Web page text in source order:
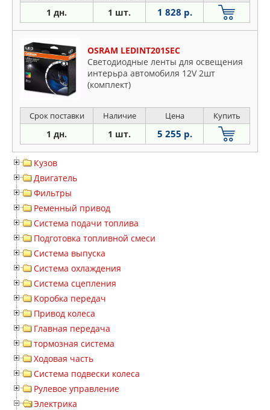
1 дн. 1 шт. 1 828 р.
OSRAM LEDINT201SEC
Светодиодные ленты для освещения
интерьра автомобиля 12V 2шт
(комплект)
Срок поставки Наличие Цена Купить
1 дн. 1 шт. 5 255 р.
Кузов
Двигатель
Фильтры
Ременный привод
Система подачи топлива
Подготовка топливной смеси
Система выпуска
Система охлаждения
Система сцепления
Коробка передач
Привод колеса
Главная передача
тормозная система
Ходовая часть
Система подвески колеса
Рулевое управление
Электрика